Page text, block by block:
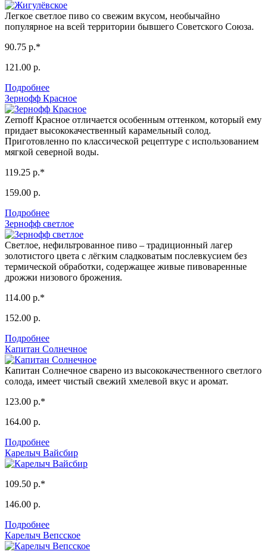
Легкое светлое пиво со свежим вкусом, необычайно
популярное на всей территории бывшего Советского Союза.
90.75 р.*
121.00 р.
Подробнее
Зернофф Красное
Zernoff Красное отличается особенным оттенком, который ему
придает высококачественный карамельный солод.
Приготовленно по классической рецептуре с использованием
мягкой северной воды.
119.25 р.*
159.00 р.
Подробнее
Зернофф светлое
Светлое, нефильтрованное пиво – традиционный лагер
золотистого цвета с лёгким сладковатым послевкусием без
термической обработки, содержащее живые пивоваренные
дрожжи низового брожения.
114.00 р.*
152.00 р.
Подробнее
Капитан Солнечное
Капитан Солнечное сварено из высококачественного светлого
солода, имеет чистый свежий хмелевой вкус и аромат.
123.00 р.*
164.00 р.
Подробнее
Карелыч Вайсбир
109.50 р.*
146.00 р.
Подробнее
Карелыч Вепсское